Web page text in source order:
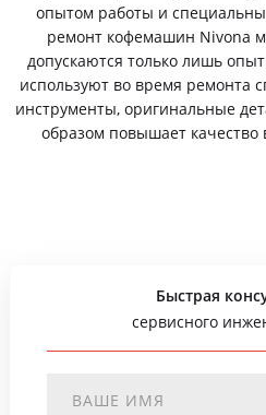
опытом работы и
ремонт кофемашин Nivona
допускаются только лишь
используют во время ремонта
инструменты, оригинальные
образом повышает
Быстрая
сервисного